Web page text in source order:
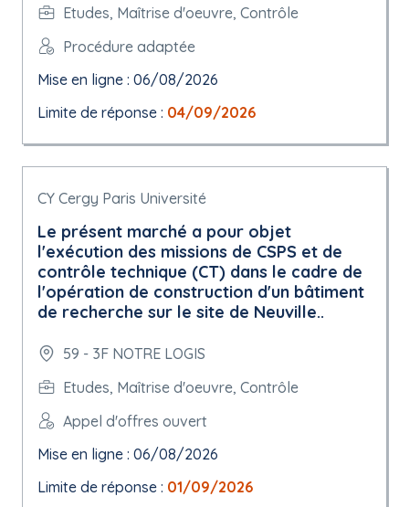
Etudes, Maîtrise d'oeuvre, Contrôle
Procédure adaptée
Mise en ligne : 06/08/2026
Limite de réponse : 04/09/2026
CY Cergy Paris Université
Le présent marché a pour objet
l'exécution des missions de CSPS et de
contrôle technique (CT) dans le cadre de
l'opération de construction d'un bâtiment
de recherche sur le site de Neuville..
59 - 3F NOTRE LOGIS
Etudes, Maîtrise d'oeuvre, Contrôle
Appel d'offres ouvert
Mise en ligne : 06/08/2026
Limite de réponse : 01/09/2026